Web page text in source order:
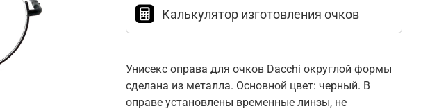
Калькулятор изготовления очков
Унисекс оправа для очков Dacchi округлой формы
сделана из металла. Основной цвет: черный. В
оправе установлены временные линзы, не